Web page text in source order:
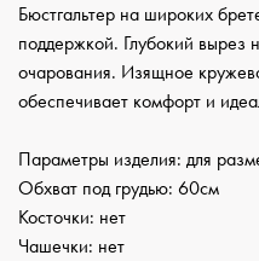
Бюстгальтер на широких
поддержкой. Глубокий вырез
очарования. Изящное
обеспечивает комфорт и
Параметры изделия: для
Обхват под грудью: 60см
Косточки: нет
Чашечки: нет